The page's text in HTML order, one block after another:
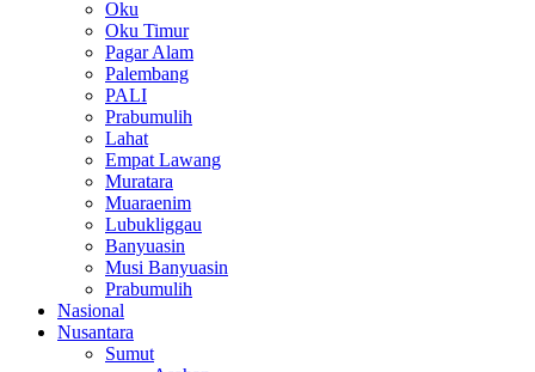
Oku
Oku Timur
Pagar Alam
Palembang
PALI
Prabumulih
Lahat
Empat Lawang
Muratara
Muaraenim
Lubukliggau
Banyuasin
Musi Banyuasin
Prabumulih
Nasional
Nusantara
Sumut